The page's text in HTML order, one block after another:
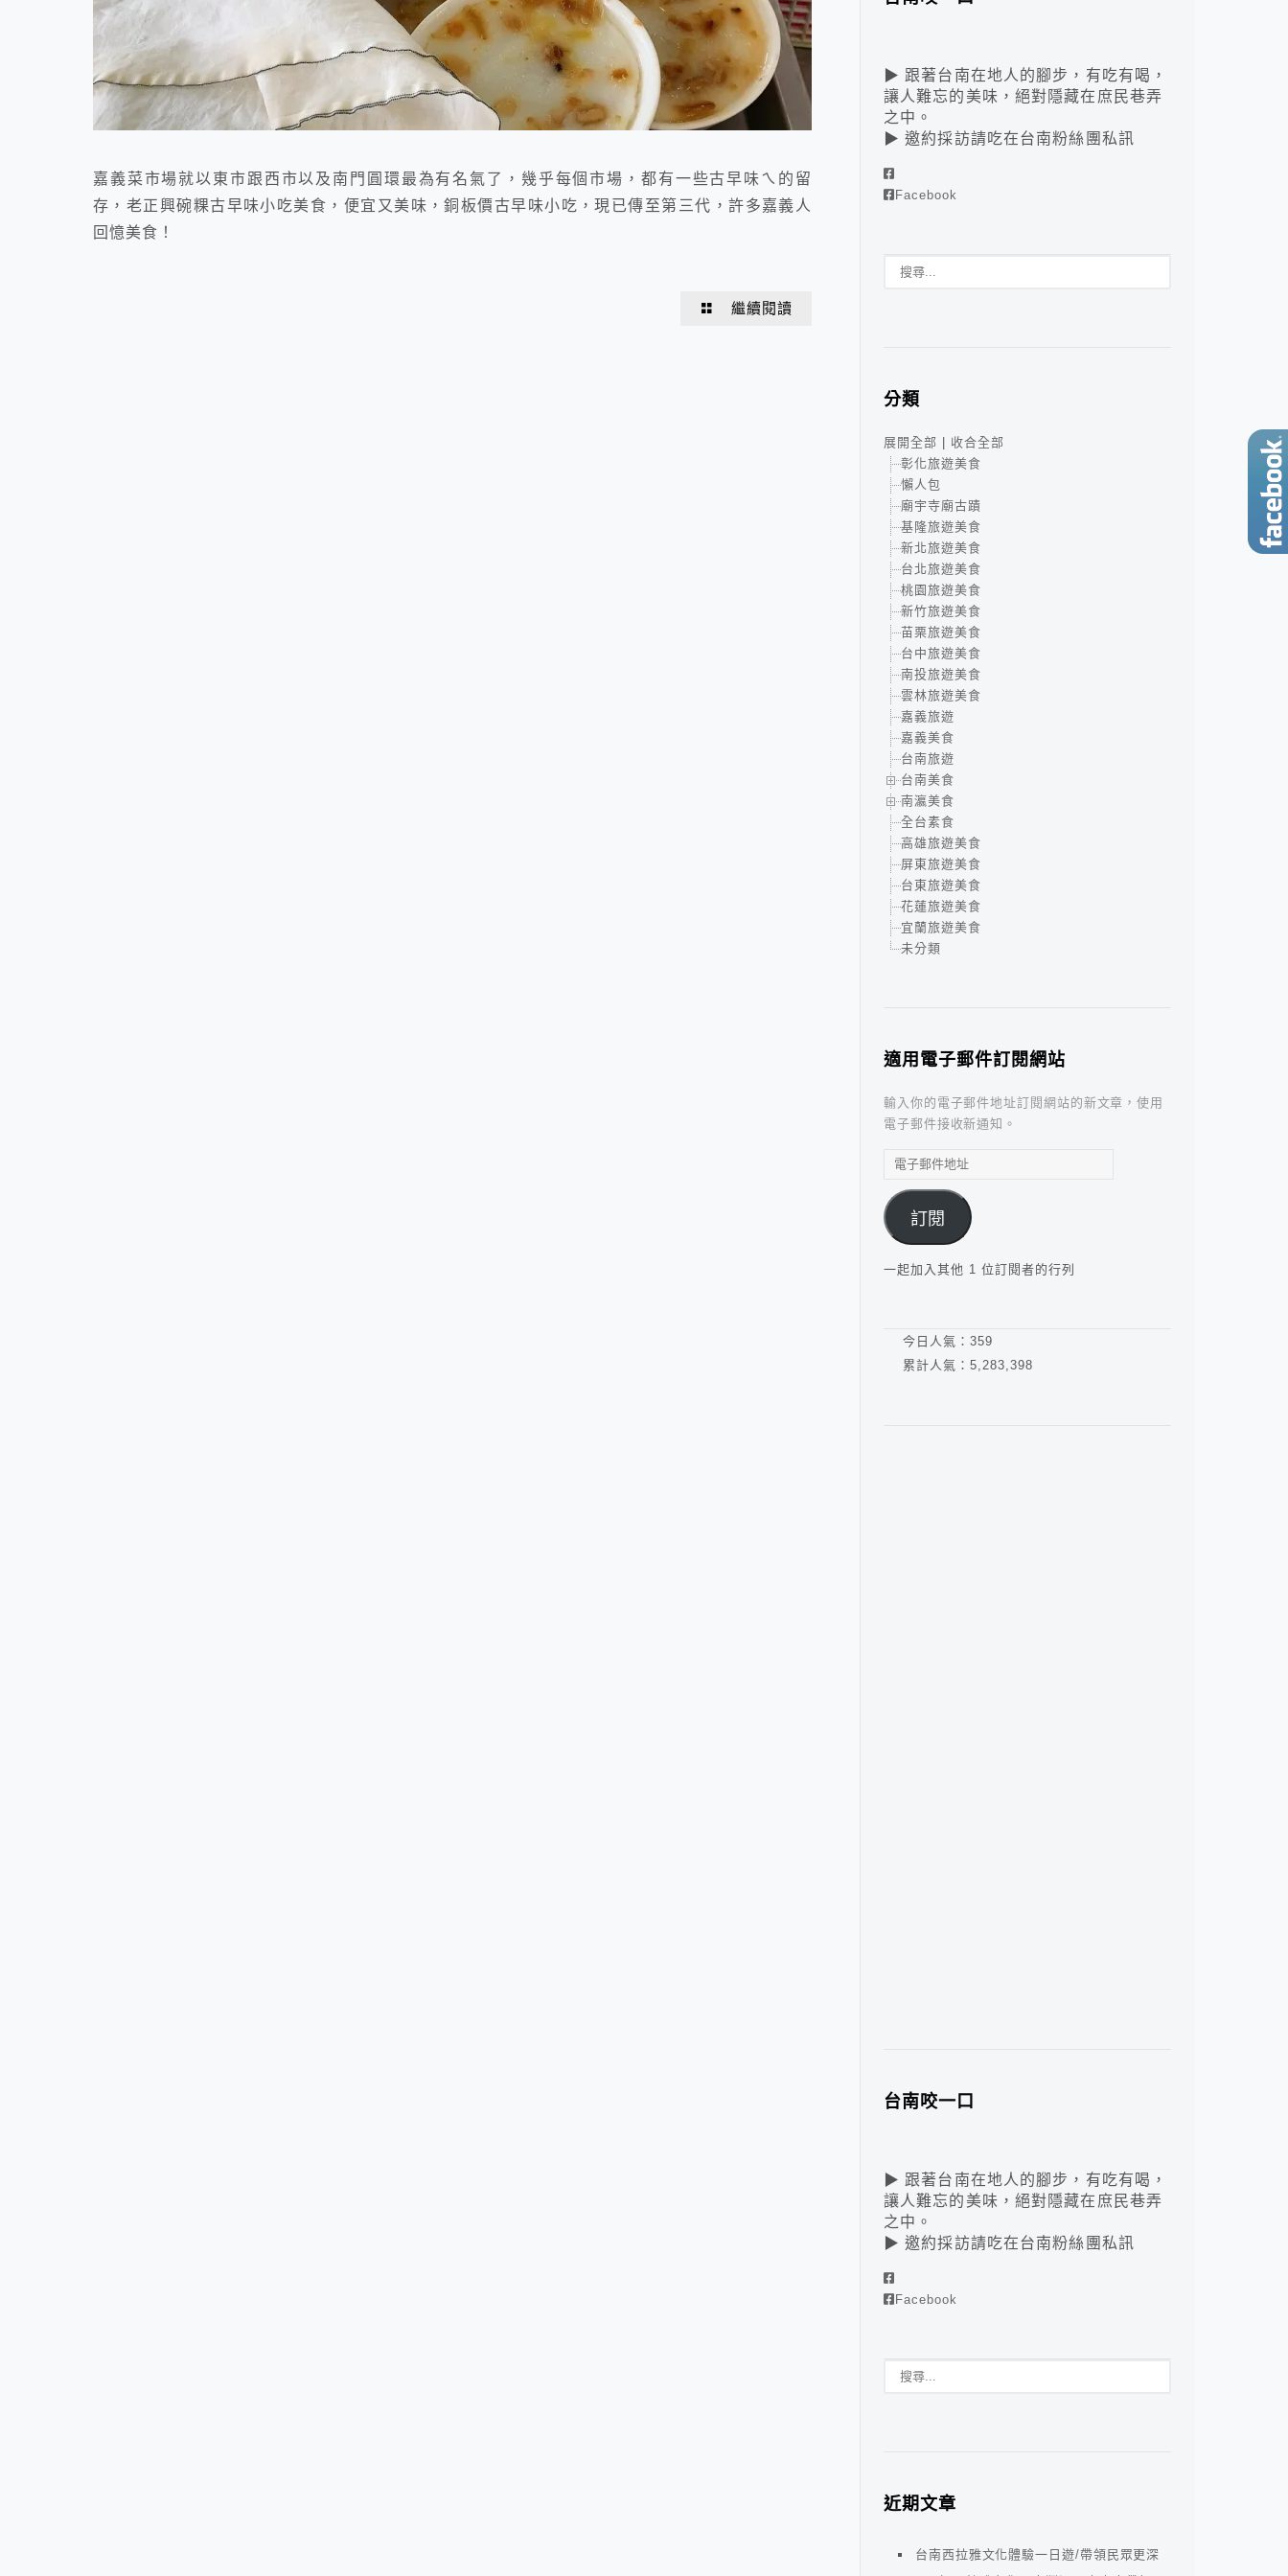
嘉義菜市場就以東市跟西市以及南門圓環最為有名氣了，幾乎每個市場，都有一些古早味ㄟ的留
存，老正興碗粿古早味小吃美食，便宜又美味，銅板價古早味小吃，現已傳至第三代，許多嘉義人
回憶美食！
繼續閱讀
▶ 跟著台南在地人的腳步，有吃有喝，
讓人難忘的美味，絕對隱藏在庶民巷弄
之中。
▶ 邀約採訪請吃在台南粉絲團私訊
Facebook
分類
展開全部
收合全部
彰化旅遊美食
懶人包
廟宇寺廟古蹟
基隆旅遊美食
新北旅遊美食
台北旅遊美食
桃園旅遊美食
新竹旅遊美食
苗栗旅遊美食
台中旅遊美食
南投旅遊美食
雲林旅遊美食
嘉義旅遊
嘉義美食
台南旅遊
台南美食
南瀛美食
全台素食
高雄旅遊美食
屏東旅遊美食
台東旅遊美食
花蓮旅遊美食
宜蘭旅遊美食
未分類
適用電子郵件訂閱網站
輸入你的電子郵件地址訂閱網站的新文章，使用
電子郵件接收新通知。
電
郵
件
地
址
訂閱
一起加入其他 1 位訂閱者的行列
今日人氣： 359
累計人氣： 5,283,398
台南咬一口
▶ 跟著台南在地人的腳步，有吃有喝，
讓人難忘的美味，絕對隱藏在庶民巷弄
之中。
▶ 邀約採訪請吃在台南粉絲團私訊
Facebook
近期文章
台南西拉雅文化體驗一日遊/帶領民眾更深